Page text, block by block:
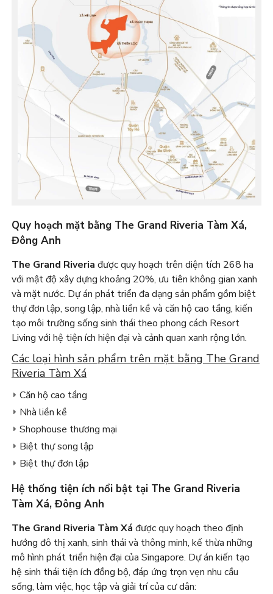
Quy hoạch mặt bằng The Grand Riveria Tàm Xá,
Đông Anh
The Grand Riveria được quy hoạch trên diện tích 268 ha
với mật độ xây dựng khoảng 20%, ưu tiên không gian xanh
và mặt nước. Dự án phát triển đa dạng sản phẩm gồm biệt
thự đơn lập, song lập, nhà liền kề và căn hộ cao tầng, kiến
tạo môi trường sống sinh thái theo phong cách Resort
Living với hệ tiện ích hiện đại và cảnh quan xanh rộng lớn.
Các loại hình sản phẩm trên mặt bằng The Grand
Riveria Tàm Xá
Căn hộ cao tầng
Nhà liền kề
Shophouse thương mại
Biệt thự song lập
Biệt thự đơn lập
Hệ thống tiện ích nổi bật tại The Grand Riveria
Tàm Xá, Đông Anh
The Grand Riveria Tàm Xá được quy hoạch theo định
hướng đô thị xanh, sinh thái và thông minh, kế thừa những
mô hình phát triển hiện đại của Singapore. Dự án kiến tạo
hệ sinh thái tiện ích đồng bộ, đáp ứng trọn vẹn nhu cầu
sống, làm việc, học tập và giải trí của cư dân: